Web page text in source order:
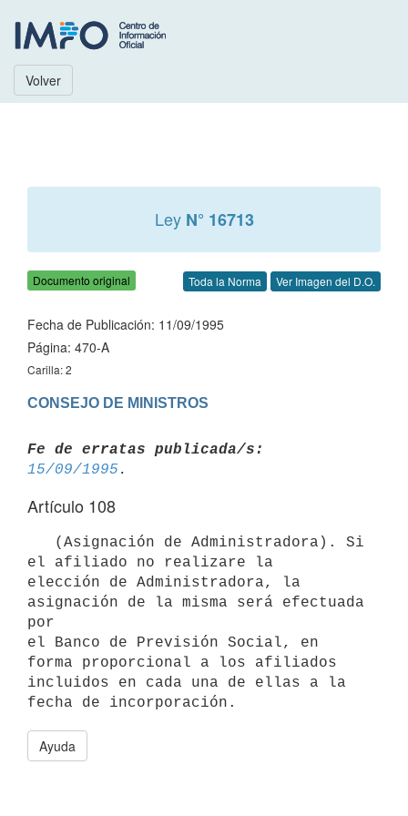
Volver
Ley N° 16713
Documento original Toda la Norma Ver Imagen del D.O.
Fecha de Publicación: 11/09/1995
Página: 470-A
Carilla: 2
Fe de erratas publicada/s:
15/09/1995
Artículo 108
el afiliado no realizare la
elección de Administradora, la
asignación de la misma será efectuada
por
el Banco de Previsión Social, en
forma proporcional a los afiliados
incluidos en cada una de ellas a la
Ayuda